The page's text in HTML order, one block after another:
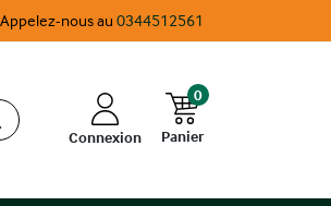
nous au 0344512561
Connexion Panier
0